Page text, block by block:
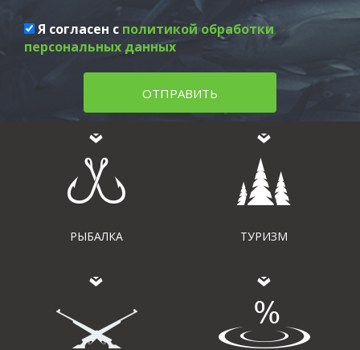
Я согласен с политикой обработки
персональных данных
ОТПРАВИТЬ
РЫБАЛКА ТУРИЗМ